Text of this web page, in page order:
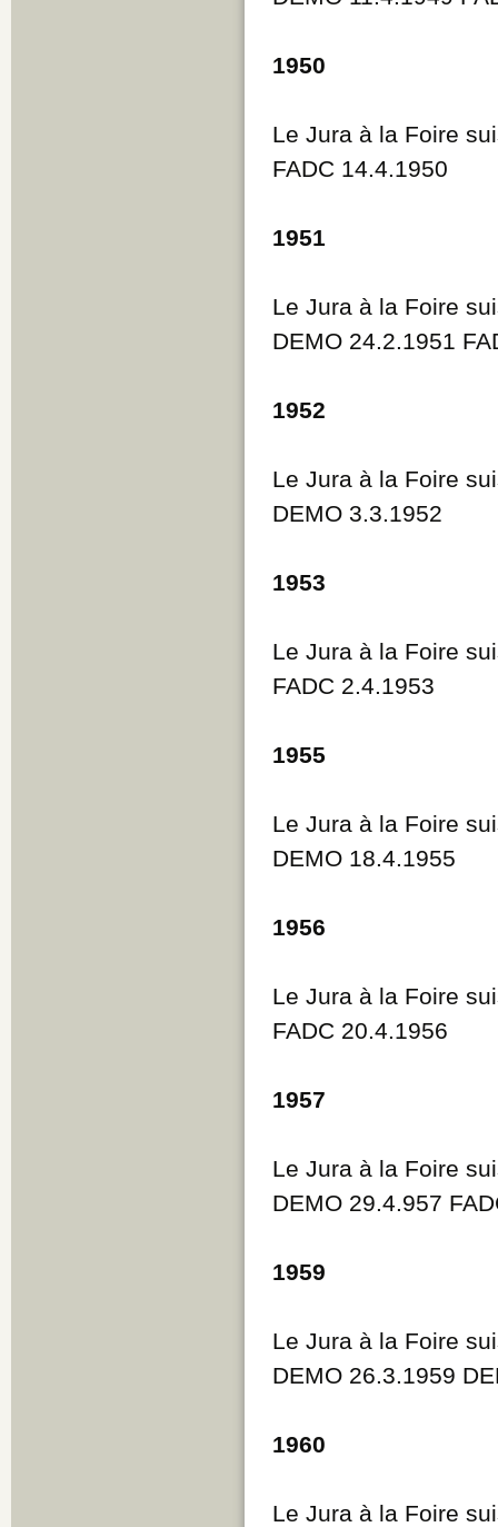
1950
Le Jura à la Foire
FADC 14.4.1950
1951
Le Jura à la Foire
DEMO 24.2.1951
1952
Le Jura à la Foire
DEMO 3.3.1952
1953
Le Jura à la Foire
FADC 2.4.1953
1955
Le Jura à la Foire
DEMO 18.4.1955
1956
Le Jura à la Foire
FADC 20.4.1956
1957
Le Jura à la Foire
DEMO 29.4.957
1959
Le Jura à la Foire
DEMO 26.3.1959
1960
Le Jura à la Foire